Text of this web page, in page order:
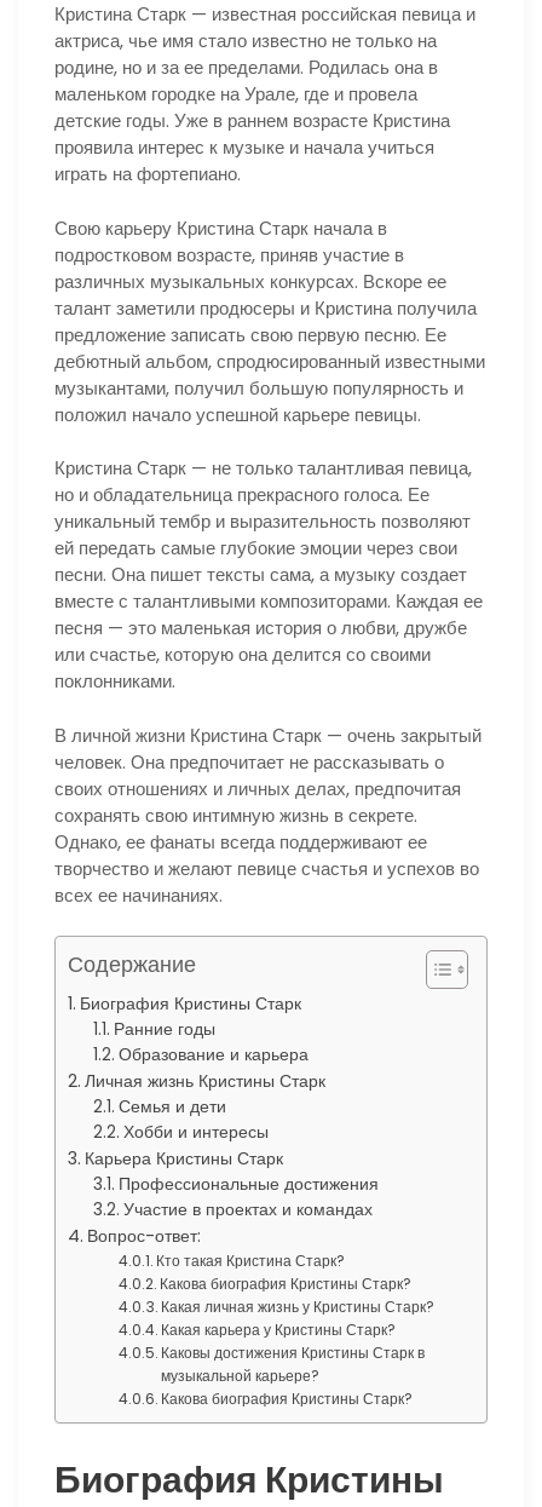
Кристина Старк — известная российская певица и
актриса, чье имя стало известно не только на
родине, но и за ее пределами. Родилась она в
маленьком городке на Урале, где и провела
детские годы. Уже в раннем возрасте Кристина
проявила интерес к музыке и начала учиться
играть на фортепиано.
Свою карьеру Кристина Старк начала в
подростковом возрасте, приняв участие в
различных музыкальных конкурсах. Вскоре ее
талант заметили продюсеры и Кристина получила
предложение записать свою первую песню. Ее
дебютный альбом, спродюсированный известными
музыкантами, получил большую популярность и
положил начало успешной карьере певицы.
Кристина Старк — не только талантливая певица,
но и обладательница прекрасного голоса. Ее
уникальный тембр и выразительность позволяют
ей передать самые глубокие эмоции через свои
песни. Она пишет тексты сама, а музыку создает
вместе с талантливыми композиторами. Каждая ее
песня — это маленькая история о любви, дружбе
или счастье, которую она делится со своими
поклонниками.
В личной жизни Кристина Старк — очень закрытый
человек. Она предпочитает не рассказывать о
своих отношениях и личных делах, предпочитая
сохранять свою интимную жизнь в секрете.
Однако, ее фанаты всегда поддерживают ее
творчество и желают певице счастья и успехов во
всех ее начинаниях.
Содержание
Биография Кристины Старк
Ранние годы
Образование и карьера
Личная жизнь Кристины Старк
Семья и дети
Хобби и интересы
Карьера Кристины Старк
Профессиональные достижения
Участие в проектах и командах
Вопрос-ответ:
Кто такая Кристина Старк?
Какова биография Кристины Старк?
Какая личная жизнь у Кристины Старк?
Какая карьера у Кристины Старк?
Каковы достижения Кристины Старк в
музыкальной карьере?
Какова биография Кристины Старк?
Биография Кристины